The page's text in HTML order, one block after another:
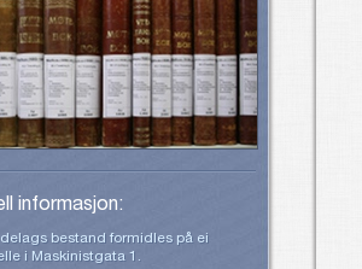
informasjon:
bestand formidles på ei
i Maskinistgata 1.